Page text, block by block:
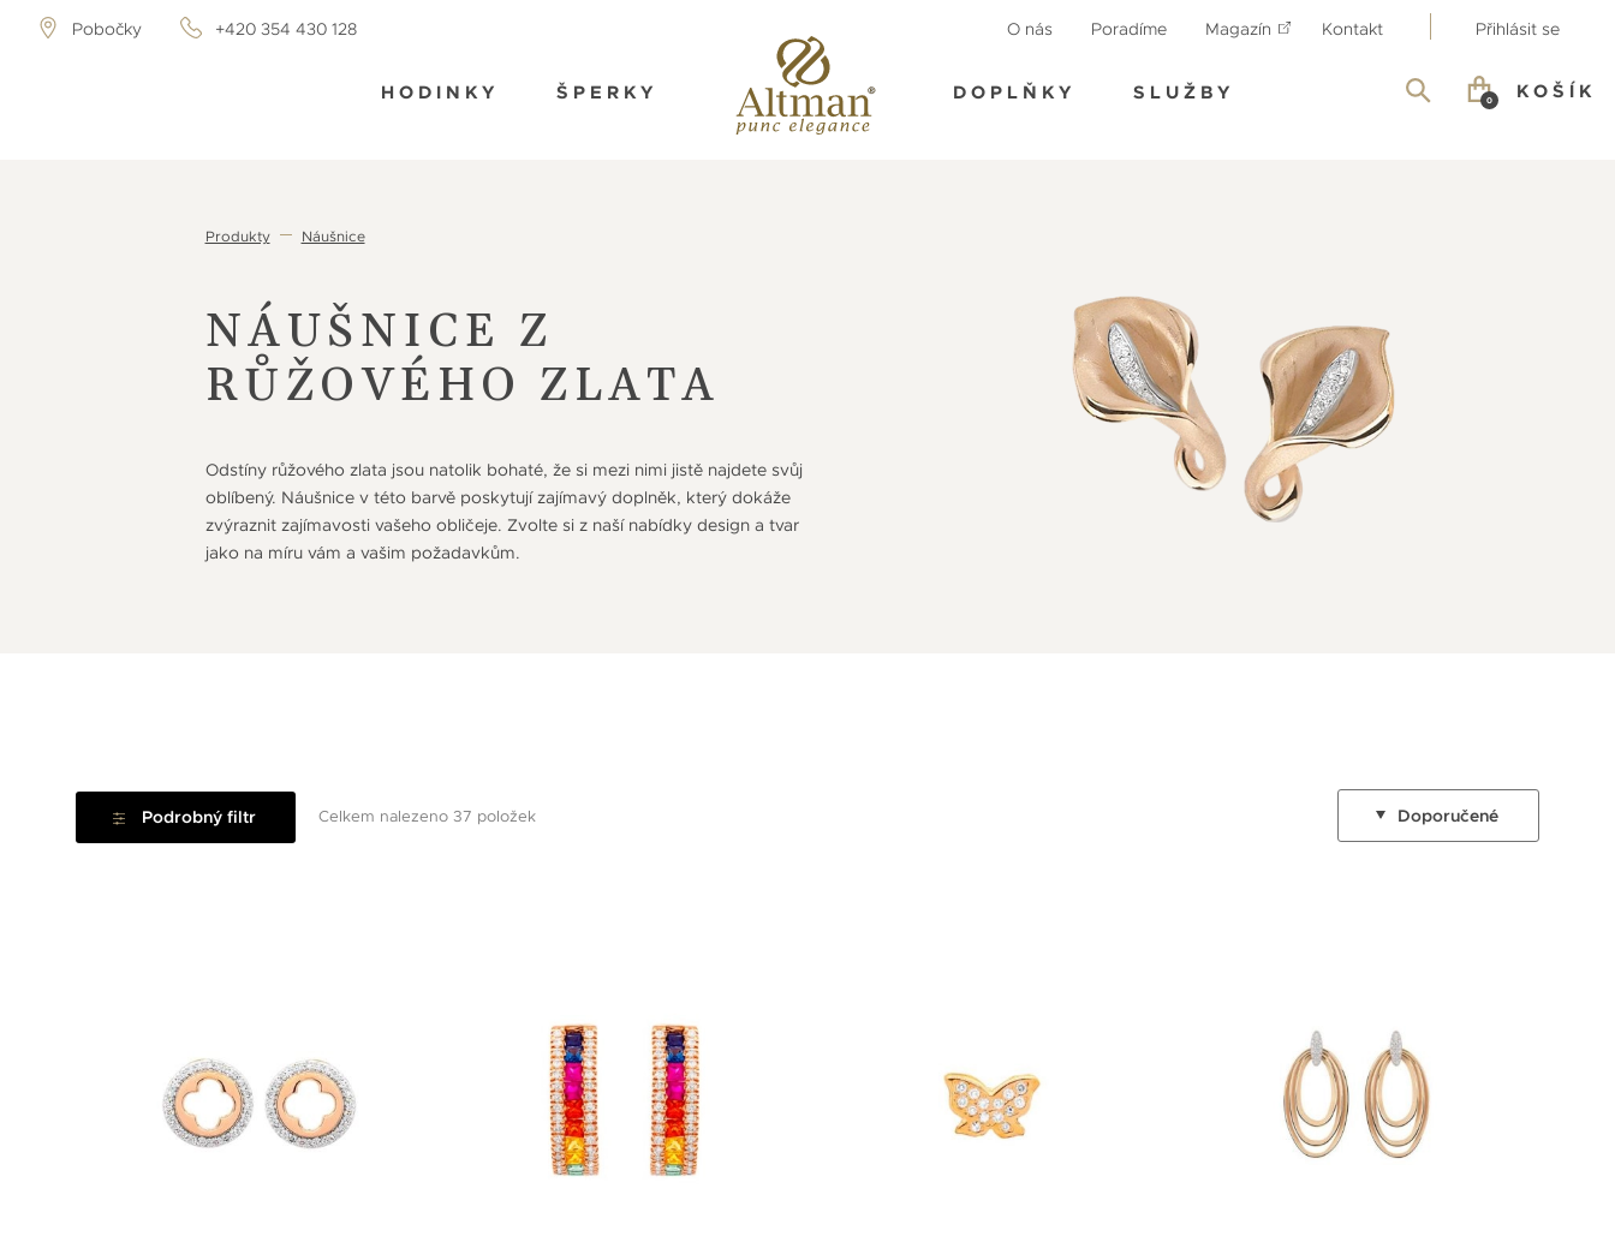
Pobočky +420 354 430 128 O nás Poradíme Magazín Kontakt Přihlásit se
HODINKY ŠPERKY DOPLŇKY SLUŽBY KOŠÍK
0
Produkty Náušnice
NÁUŠNICE Z
RŮŽOVÉHO ZLATA
Odstíny růžového zlata jsou natolik bohaté, že si mezi nimi jistě najdete svůj
oblíbený. Náušnice v této barvě poskytují zajímavý doplněk, který dokáže
zvýraznit zajímavosti vašeho obličeje. Zvolte si z naší nabídky design a tvar
jako na míru vám a vašim požadavkům.
Podrobný filtr Celkem nalezeno 37 položek Doporučené